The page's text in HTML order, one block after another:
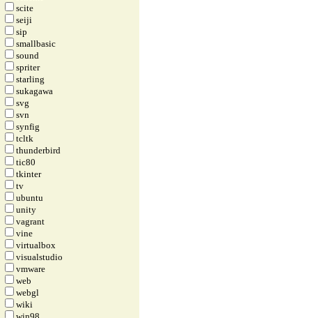
scite
seiji
sip
smallbasic
sound
spriter
starling
sukagawa
svg
svn
synfig
tcltk
thunderbird
tic80
tkinter
tv
ubuntu
unity
vagrant
vine
virtualbox
visualstudio
vmware
web
webgl
wiki